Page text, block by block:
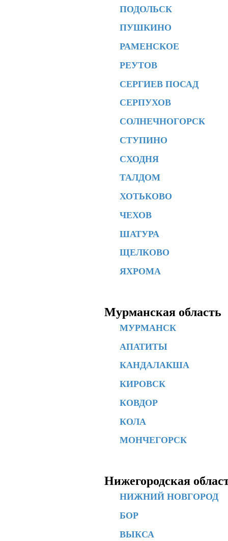
ПОДОЛЬСК
ПУШКИНО
РАМЕНСКОЕ
РЕУТОВ
СЕРГИЕВ ПОСАД
СЕРПУХОВ
СОЛНЕЧНОГОРСК
СТУПИНО
СХОДНЯ
ТАЛДОМ
ХОТЬКОВО
ЧЕХОВ
ШАТУРА
ЩЕЛКОВО
ЯХРОМА
Мурманская область
МУРМАНСК
АПАТИТЫ
КАНДАЛАКША
КИРОВСК
КОВДОР
КОЛА
МОНЧЕГОРСК
Нижегородская
НИЖНИЙ НОВГОРОД
БОР
ВЫКСА